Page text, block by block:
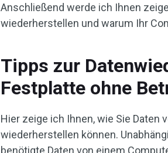
Anschließend werde ich Ihnen
wiederherstellen und warum Ihr
Tipps zur
Festplatte ohne
Hier zeige ich Ihnen, wie Sie
wiederherstellen können.
benötigte Daten von einem